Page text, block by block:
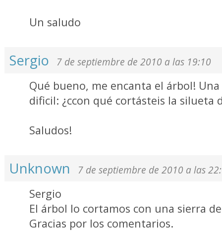
Un saludo
Sergio 7 de septiembre de 2010 a las 19:10
Qué bueno, me encanta el árbol!
dificil: ¿ccon qué cortásteis la silueta
Saludos!
Unknown 7 de septiembre de 2010 a las
Sergio
El árbol lo cortamos con una sierra
Gracias por los comentarios.